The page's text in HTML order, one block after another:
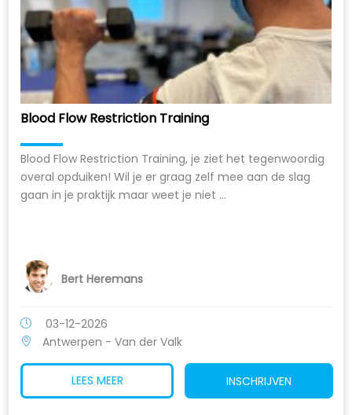
Blood Flow Restriction Training
Blood Flow Restriction Training, je ziet het tegenwoordig
overal opduiken! Wil je er graag zelf mee aan de slag
gaan in je praktijk maar weet je niet ...
Bert Heremans
03-12-2026
Antwerpen - Van der Valk
LEES MEER INSCHRIJVEN